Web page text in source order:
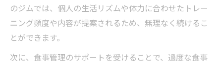
のジムでは、個人の生活リズムや体力に合わせたトレー
ニング頻度や内容が提案されるため、無理なく続けるこ
とができます。
次に、食事管理のサポートを受けることで、過度な食事